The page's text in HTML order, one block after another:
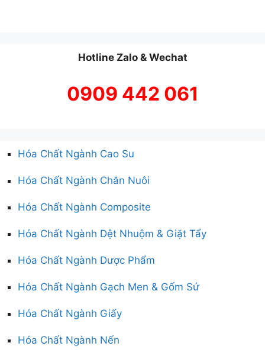
Hotline Zalo & Wechat
0909 442 061
Hóa Chất Ngành Cao Su
Hóa Chất Ngành Chăn Nuôi
Hóa Chất Ngành Composite
Hóa Chất Ngành Dệt Nhuộm & Giặt Tẩy
Hóa Chất Ngành Dược Phẩm
Hóa Chất Ngành Gạch Men & Gốm Sứ
Hóa Chất Ngành Giấy
Hóa Chất Ngành Nến